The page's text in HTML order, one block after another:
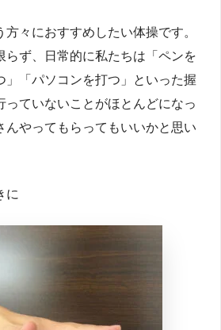
々におすすめしたい体操です。
らず、日常的に私たちは「ペンを
」「パソコンを打つ」といった握
っていないことがほとんどになっ
んやってもらってもいいかと思い
に